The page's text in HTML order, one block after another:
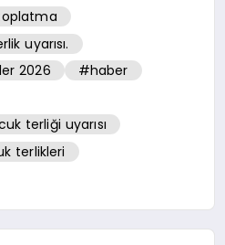
uyarısı.
2026
#haber
terliği uyarısı
terlikleri